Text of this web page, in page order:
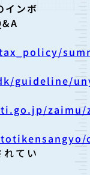
インボ
guideline/
てい